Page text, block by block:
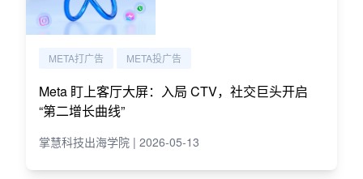
META打广告 META投广告
Meta 盯上客厅大屏：入局 CTV，社交巨头开启
“第二增长曲线”
掌慧科技出海学院 | 2026-05-13